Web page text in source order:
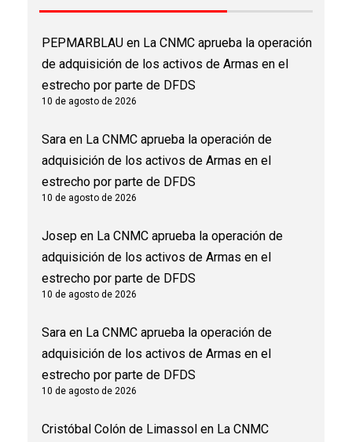
PEPMARBLAU en La CNMC aprueba la operación
de adquisición de los activos de Armas en el
estrecho por parte de DFDS
10 de agosto de 2026
Sara en La CNMC aprueba la operación de
adquisición de los activos de Armas en el
estrecho por parte de DFDS
10 de agosto de 2026
Josep en La CNMC aprueba la operación de
adquisición de los activos de Armas en el
estrecho por parte de DFDS
10 de agosto de 2026
Sara en La CNMC aprueba la operación de
adquisición de los activos de Armas en el
estrecho por parte de DFDS
10 de agosto de 2026
Cristóbal Colón de Limassol en La CNMC